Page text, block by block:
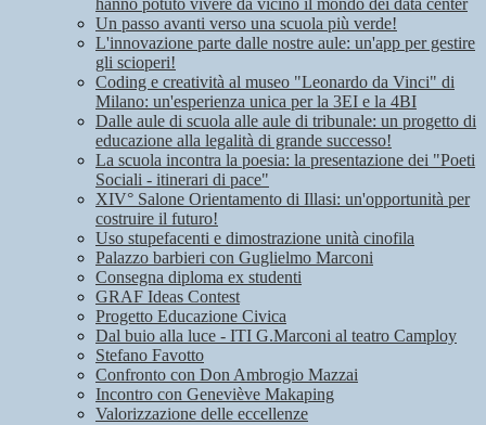
hanno potuto vivere da vicino il mondo dei data center
Un passo avanti verso una scuola più verde!
L'innovazione parte dalle nostre aule: un'app per gestire
gli scioperi!
Coding e creatività al museo "Leonardo da Vinci" di
Milano: un'esperienza unica per la 3EI e la 4BI
Dalle aule di scuola alle aule di tribunale: un progetto di
educazione alla legalità di grande successo!
La scuola incontra la poesia: la presentazione dei "Poeti
Sociali - itinerari di pace"
XIV° Salone Orientamento di Illasi: un'opportunità per
costruire il futuro!
Uso stupefacenti e dimostrazione unità cinofila
Palazzo barbieri con Guglielmo Marconi
Consegna diploma ex studenti
GRAF Ideas Contest
Progetto Educazione Civica
Dal buio alla luce - ITI G.Marconi al teatro Camploy
Stefano Favotto
Confronto con Don Ambrogio Mazzai
Incontro con Geneviève Makaping
Valorizzazione delle eccellenze